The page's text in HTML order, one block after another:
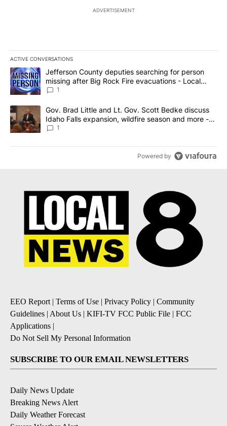
ADVERTISEMENT
ACTIVE CONVERSATIONS
The following is a list of the most commented articles in the last
A trending article titled "Jefferson County deputies searching
Jefferson County deputies searching for person
missing after Big Rock Fire evacuations - Local
News 8
1
A trending article titled "Gov. Brad Little and Lt. Gov. Scott
Gov. Brad Little and Lt. Gov. Scott Bedke discuss
Idaho Falls expansion, wildfire season and more -
Local News 8
1
Powered by
EEO Report| Terms of Use | Privacy Policy | Community
Guidelines | About Us | KIFI-TV FCC Public File | FCC
Applications |
Do Not Sell My Personal Information
SUBSCRIBE TO OUR EMAIL NEWSLETTERS
Daily News Update
Breaking News Alert
Daily Weather Forecast